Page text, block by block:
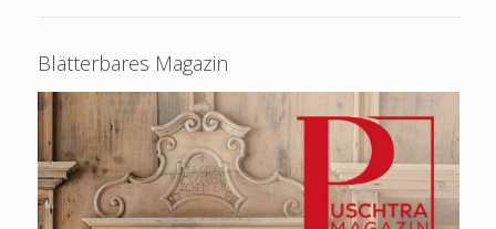
Blätterbares Magazin